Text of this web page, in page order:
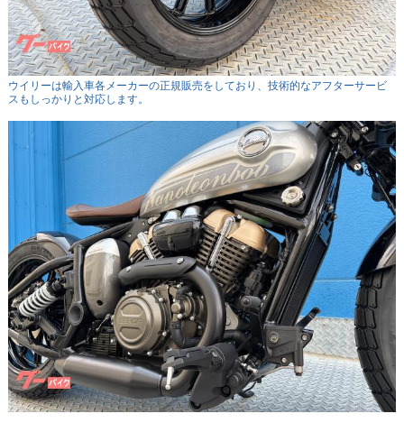
ウイリーは輸入車各メーカーの正規販売をしており、技術的なアフターサービ
スもしっかりと対応します。